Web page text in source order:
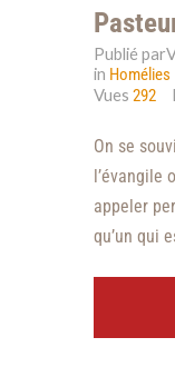
Publié
in Homélies
Vues 292
On se
l’évangile
appeler
qu’un qui